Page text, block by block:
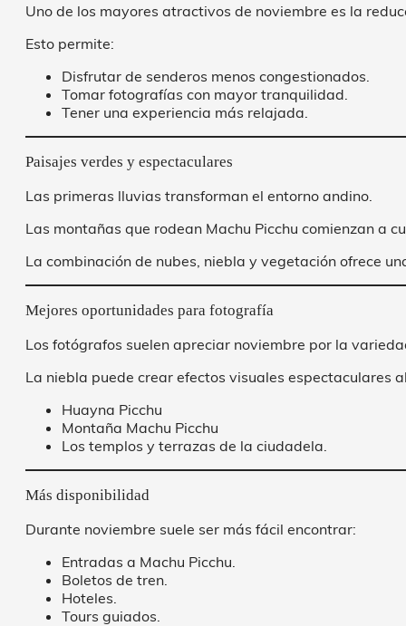
Uno de los mayores atractivos de noviembre es la
Esto permite:
Disfrutar de senderos menos congestionados.
Tomar fotografías con mayor tranquilidad.
Tener una experiencia más relajada.
Paisajes verdes y espectaculares
Las primeras lluvias transforman el entorno andino.
Las montañas que rodean Machu Picchu comienzan a
La combinación de nubes, niebla y vegetación ofrece
Mejores oportunidades para fotografía
Los fotógrafos suelen apreciar noviembre por la
La niebla puede crear efectos visuales espectaculares
Huayna Picchu
Montaña Machu Picchu
Los templos y terrazas de la ciudadela.
Más disponibilidad
Durante noviembre suele ser más fácil encontrar:
Entradas a Machu Picchu.
Boletos de tren.
Hoteles.
Tours guiados.